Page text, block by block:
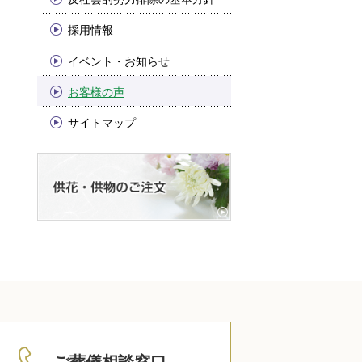
採用情報
イベント・お知らせ
お客様の声
サイトマップ